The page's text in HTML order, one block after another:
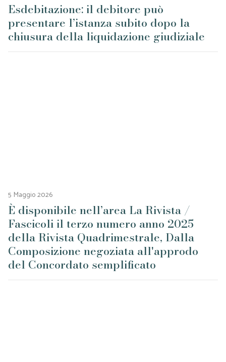
Esdebitazione: il debitore può
presentare l’istanza subito dopo la
chiusura della liquidazione giudiziale
5 Maggio 2026
È disponibile nell’area La Rivista /
Fascicoli il terzo numero anno 2025
della Rivista Quadrimestrale, Dalla
Composizione negoziata all'approdo
del Concordato semplificato